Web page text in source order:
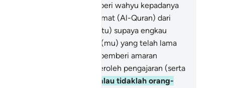
(Nabi Musa dan memberi wahyu kepadanya
tetapi (diturunkan) rahmat (Al-Quran) dari
(menerangkan Kisah itu) supaya engkau
amaran kepada kaum (mu) yang telah lama
didatangi sebarang Rasul pemberi amaran
semoga mereka beroleh pengajaran (serta
Dan kalau tidaklah orang-